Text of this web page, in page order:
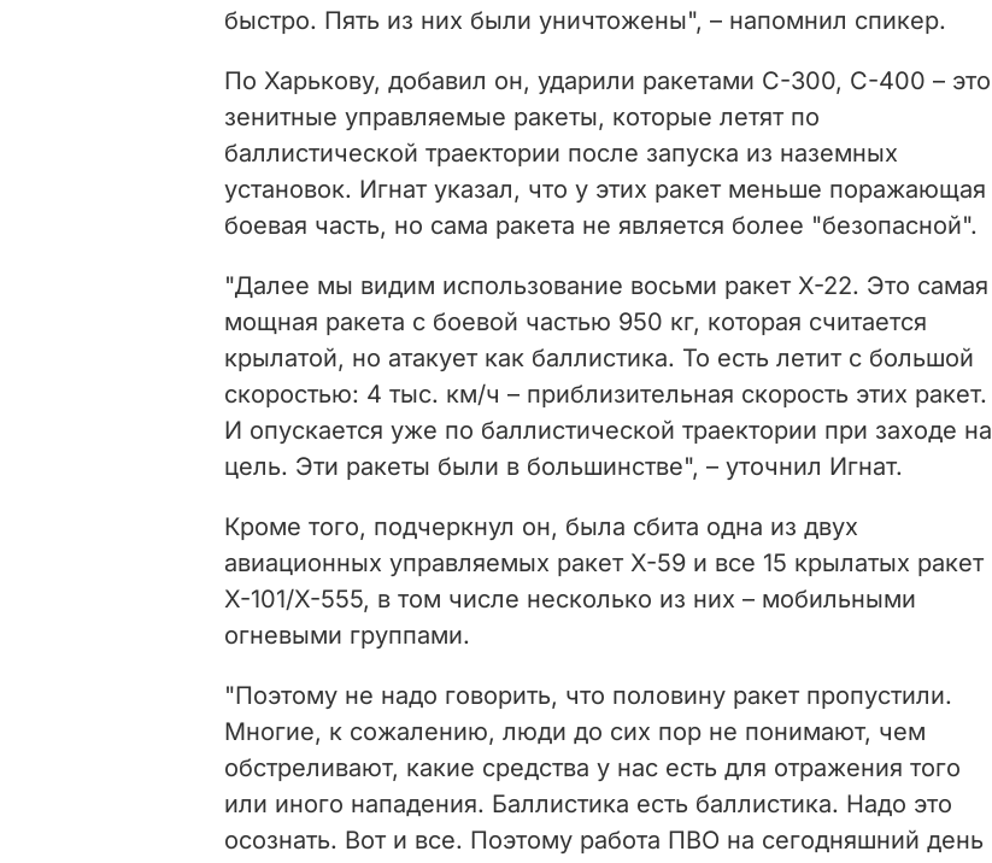
быстро. Пять из них были уничтожены", – напомнил спикер.
По Харькову, добавил он, ударили ракетами С-300, С-400 – это
зенитные управляемые ракеты, которые летят по
баллистической траектории после запуска из наземных
установок. Игнат указал, что у этих ракет меньше поражающая
боевая часть, но сама ракета не является более "безопасной".
"Далее мы видим использование восьми ракет Х-22. Это самая
мощная ракета с боевой частью 950 кг, которая считается
крылатой, но атакует как баллистика. То есть летит с большой
скоростью: 4 тыс. км/ч – приблизительная скорость этих ракет.
И опускается уже по баллистической траектории при заходе на
цель. Эти ракеты были в большинстве", – уточнил Игнат.
Кроме того, подчеркнул он, была сбита одна из двух
авиационных управляемых ракет Х-59 и все 15 крылатых ракет
Х-101/Х-555, в том числе несколько из них – мобильными
огневыми группами.
"Поэтому не надо говорить, что половину ракет пропустили.
Многие, к сожалению, люди до сих пор не понимают, чем
обстреливают, какие средства у нас есть для отражения того
или иного нападения. Баллистика есть баллистика. Надо это
осознать. Вот и все. Поэтому работа ПВО на сегодняшний день